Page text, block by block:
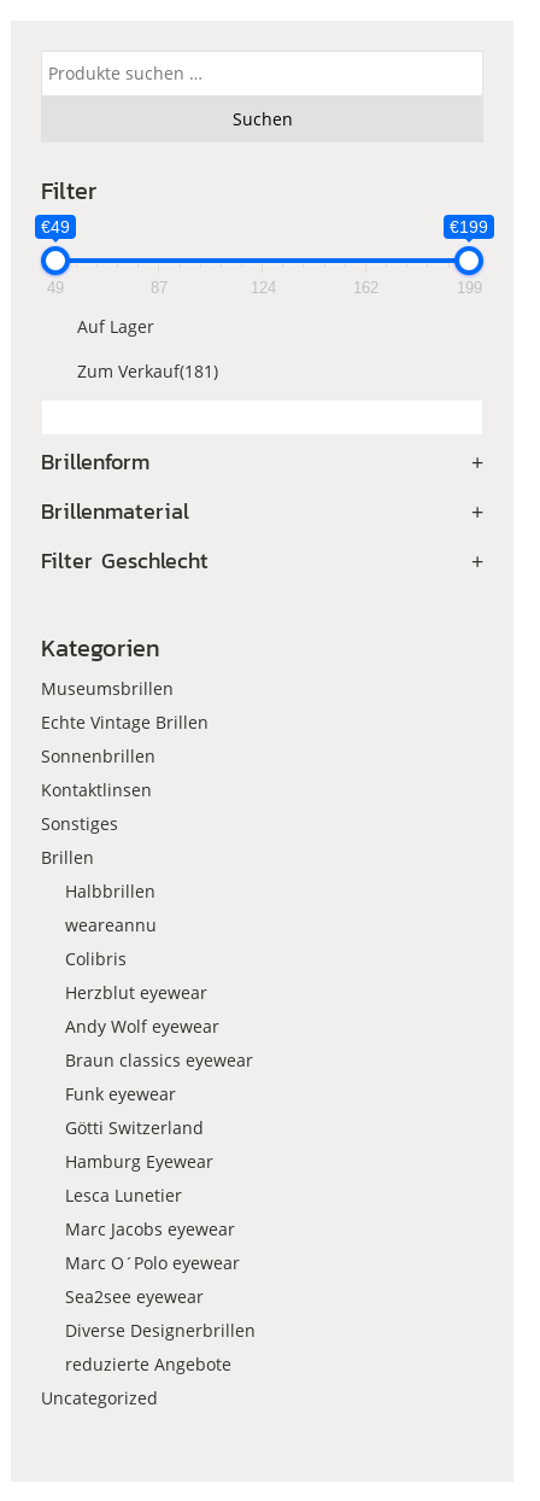
Suchen
nach:
Suchen
Filter
€49 €199
49 87 124 162 199
Auf Lager
Zum Verkauf(181)
Brillenform +
Brillenmaterial +
Filter Geschlecht +
Kategorien
Museumsbrillen
Echte Vintage Brillen
Sonnenbrillen
Kontaktlinsen
Sonstiges
Brillen
Halbbrillen
weareannu
Colibris
Herzblut eyewear
Andy Wolf eyewear
Braun classics eyewear
Funk eyewear
Götti Switzerland
Hamburg Eyewear
Lesca Lunetier
Marc Jacobs eyewear
Marc O´Polo eyewear
Sea2see eyewear
Diverse Designerbrillen
reduzierte Angebote
Uncategorized